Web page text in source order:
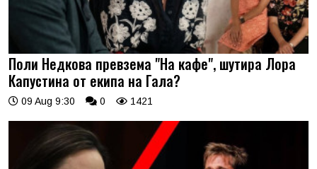
Поли Недкова превзема "На кафе", шутира Лора
Капустина от екипа на Гала?
09 Aug 9:30 0 1421